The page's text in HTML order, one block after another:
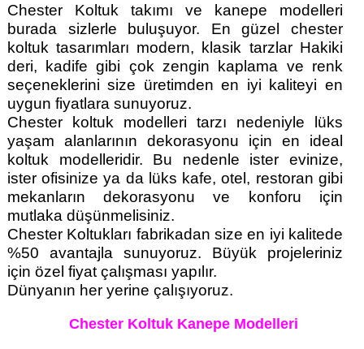
Chester Koltuk takımı ve kanepe modelleri
burada sizlerle buluşuyor. En güzel chester
koltuk tasarımları modern, klasik tarzlar Hakiki
deri, kadife gibi çok zengin kaplama ve renk
seçeneklerini size üretimden en iyi kaliteyi en
uygun fiyatlara sunuyoruz.
Chester koltuk modelleri tarzı nedeniyle lüks
yaşam alanlarının dekorasyonu için en ideal
koltuk modelleridir. Bu nedenle ister evinize,
ister ofisinize ya da lüks kafe, otel, restoran gibi
mekanların dekorasyonu ve konforu için
mutlaka düşünmelisiniz.
Chester Koltukları fabrikadan size en iyi kalitede
%50 avantajla sunuyoruz. Büyük projeleriniz
için özel fiyat çalışması yapılır.
Dünyanın her yerine çalışıyoruz.
Chester Koltuk Kanepe Modelleri